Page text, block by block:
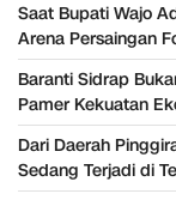
Saat Bupati Wajo
Arena Persaingan
Baranti Sidrap
Pamer Kekuatan
Dari Daerah
Sedang Terjadi di